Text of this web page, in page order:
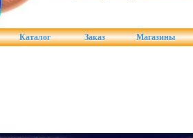
Каталог Заказ Магазины